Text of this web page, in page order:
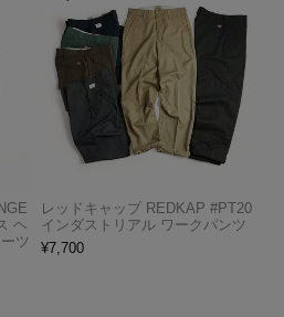
ヘ
ツ
レッドキャップ REDKAP #PT20
インダストリアル ワークパンツ
¥7,700